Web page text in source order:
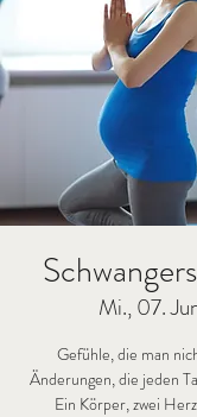
Mi., 07.
Gefühle, die man
Änderungen, die jeden
Ein Körper, zwei